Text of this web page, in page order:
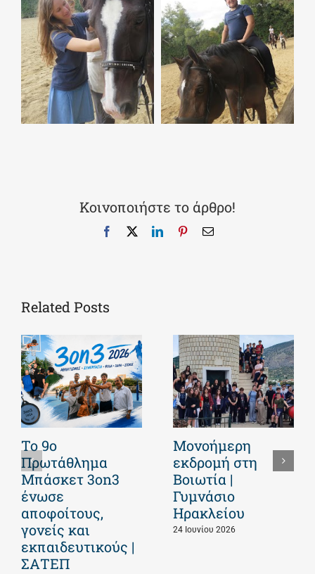
Κοινοποιήστε το άρθρο!
Facebook LinkedInPinterestEmail
Related Posts
Το 9ο
Πρωτάθλημα
Μπάσκετ 3on3
ένωσε
αποφοίτους,
γονείς και
εκπαιδευτικούς |
ΣΑΤΕΠ
Μονοήμερη
εκδρομή στη
Βοιωτία |
Γυμνάσιο
Ηρακλείου
24 Ιουνίου 2026